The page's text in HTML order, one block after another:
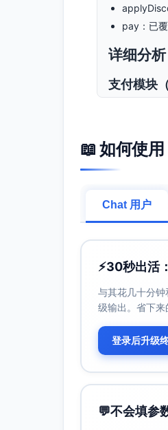
pay：已
详细分析
支付模块
已覆盖
已覆盖
未覆盖
分支覆
未覆盖
业务逻辑
折扣策略
支付结果
接口服务
📖 如何使用
Chat 用户
⚡30秒出活
与其花几十分
级输出。省下来
登录后升级
💬不会填参